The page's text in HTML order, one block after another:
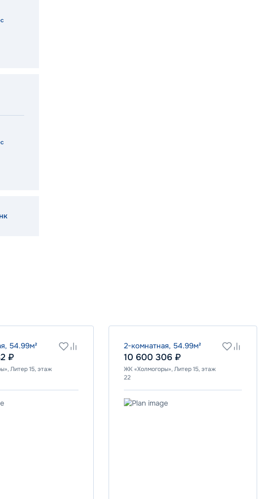
54.99м²
₽
Литер 15, этаж
2-комнатная, 54.99м²
10 600 306 ₽
ЖК «Холмогоры», Литер 15, этаж
22